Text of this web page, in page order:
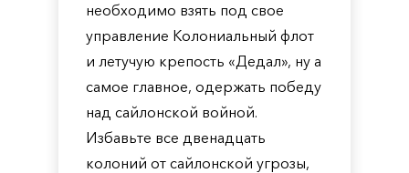
необходимо взять под свое
управление Колониальный флот
и летучую крепость «Дедал», ну а
самое главное, одержать победу
над сайлонской войной.
Избавьте все двенадцать
колоний от сайлонской угрозы,